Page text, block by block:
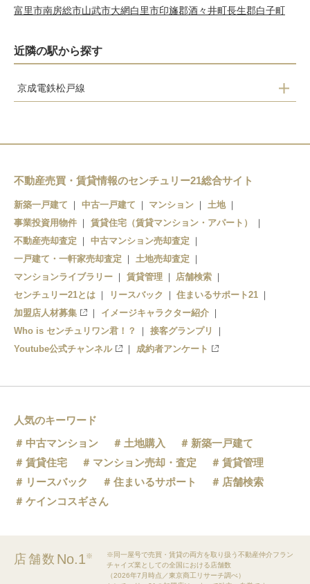
富里市南房総市山武市大網白里市印旛郡酒々井町長生郡白子町
近隣の駅から探す
京成電鉄松戸線
松戸新田
松戸
不動産売買・賃貸情報のセンチュリー21総合サイト
新築一戸建て 中古一戸建て マンション
土地
事業投資用物件
賃貸住宅（賃貸マンション・アパート）
不動産売却査定
中古マンション売却査定
一戸建て・一軒家売却査定
土地売却査定
マンションライブラリー
賃貸管理
店舗検索
センチュリー21とは
リースバック
住まいるサポート21
加盟店人材募集
イメージキャラクター紹介
Who is センチュリワン君！？
接客グランプリ
Youtube公式チャンネル
成約者アンケート
人気のキーワード
中古マンション
土地購入
新築一戸建て
賃貸住宅
マンション売却・査定
賃貸管理
リースバック
住まいるサポート
店舗検索
ケインコスギさん
店舗数 No.1※
※同一屋号で売買・賃貸の両方を取り扱う不動産仲介フラン
チャイズ業としての全国における店舗数
（2026年7月時点／東京商工リサーチ調べ）